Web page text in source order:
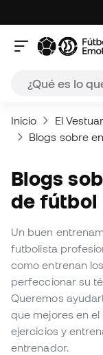
Inicio
El
Blogs sobre
Blogs
de fútbol
Un buen
futbolista
como entrenan
perfeccionar su
Queremos
que mejores en
ejercicios y
entrenador.